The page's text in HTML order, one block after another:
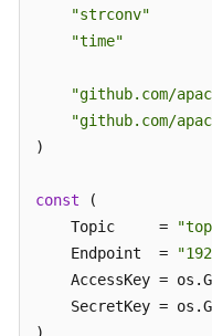
消
收
序
消
息
收
"strconv"
"time"
"github.com/
"github.com/
)
const (
    Topic     =
    Endpoint  =
AccessKey =
SecretKey =